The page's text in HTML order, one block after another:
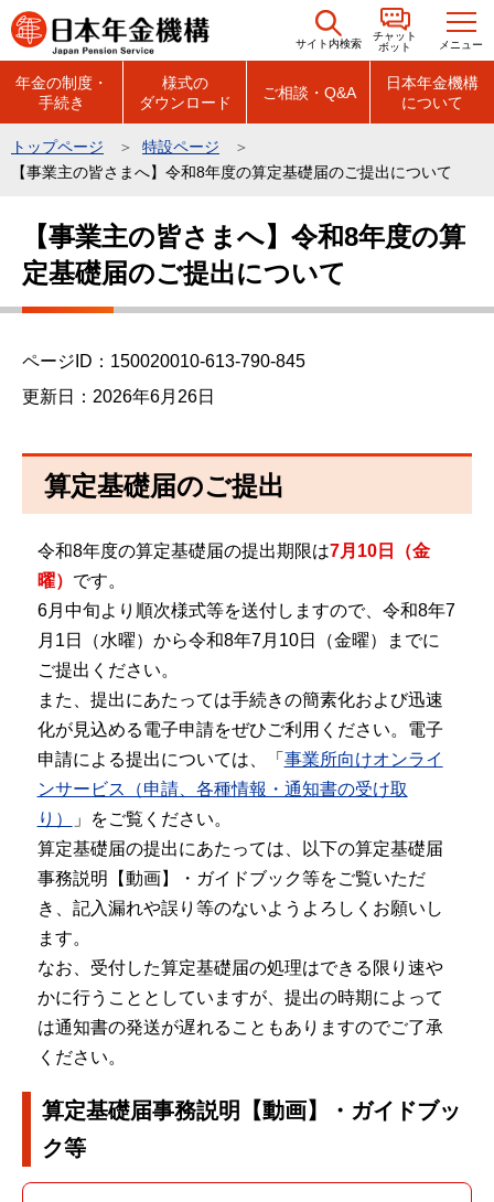
こ
の
サイト内検索
チャット
ボット
メニュー
年金の制度・
手続き
様式の
ダウンロード
ご相談・Q&A
日本年金機構
について
トップページ
特設ページ
【事業主の皆さまへ】令和8年度の算定基礎届のご提出について
【事業主の皆さまへ】令和8年度の算
定基礎届のご提出について
ページID：150020010-613-790-845
更新日：2026年6月26日
算定基礎届のご提出
令和8年度の算定基礎届の提出期限は7月10日（金
曜） です。
6月中旬より順次様式等を送付しますので、令和8年7
月1日（水曜）から令和8年7月10日（金曜）までに
ご提出ください。
また、提出にあたっては手続きの簡素化および迅速
化が見込める電子申請をぜひご利用ください。電子
申請による提出については、「 事業所向けオンライ
ンサービス（申請、各種情報・通知書の受け取
り）
」をご覧ください。
算定基礎届の提出にあたっては、以下の算定基礎届
事務説明【動画】・ガイドブック等をご覧いただ
き、記入漏れや誤り等のないようよろしくお願いし
ます。
なお、受付した算定基礎届の処理はできる限り速や
かに行うこととしていますが、提出の時期によって
は通知書の発送が遅れることもありますのでご了承
ください。
算定基礎届事務説明【動画】・ガイドブッ
ク等